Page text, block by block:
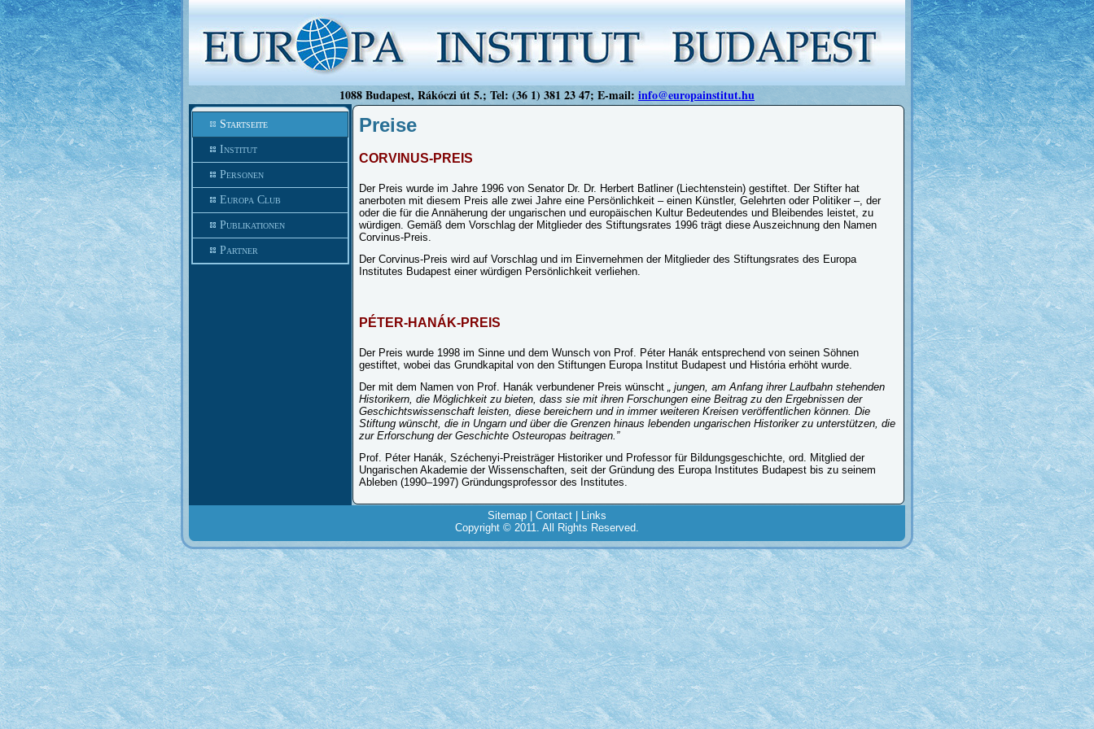
1088 Budapest, Rákóczi út 5.; Tel: (36 1) 381 23 47; E-mail: info@europainstitut.hu
Startseite
Institut
Personen
Europa Club
Publikationen
Partner
Preise
CORVINUS-PREIS
Der Preis wurde im Jahre 1996 von Senator Dr. Dr. Herbert Batliner (Liechtenstein) gestiftet. Der Stifter hat
anerboten mit diesem Preis alle zwei Jahre eine Persönlichkeit – einen Künstler, Gelehrten oder Politiker –, der
oder die für die Annäherung der ungarischen und europäischen Kultur Bedeutendes und Bleibendes leistet, zu
würdigen. Gemäß dem Vorschlag der Mitglieder des Stiftungsrates 1996 trägt diese Auszeichnung den Namen
Corvinus-Preis.
Der Corvinus-Preis wird auf Vorschlag und im Einvernehmen der Mitglieder des Stiftungsrates des Europa
Institutes Budapest einer würdigen Persönlichkeit verliehen.
PÉTER-HANÁK-PREIS
Der Preis wurde 1998 im Sinne und dem Wunsch von Prof. Péter Hanák entsprechend von seinen Söhnen
gestiftet, wobei das Grundkapital von den Stiftungen Europa Institut Budapest und História erhöht wurde.
Der mit dem Namen von Prof. Hanák verbundener Preis wünscht „ jungen, am Anfang ihrer Laufbahn stehenden
Historikern, die Möglichkeit zu bieten, dass sie mit ihren Forschungen eine Beitrag zu den Ergebnissen der
Geschichtswissenschaft leisten, diese bereichern und in immer weiteren Kreisen veröffentlichen können. Die
Stiftung wünscht, die in Ungarn und über die Grenzen hinaus lebenden ungarischen Historiker zu unterstützen, die
zur Erforschung der Geschichte Osteuropas beitragen.”
Prof. Péter Hanák, Széchenyi-Preisträger Historiker und Professor für Bildungsgeschichte, ord. Mitglied der
Ungarischen Akademie der Wissenschaften, seit der Gründung des Europa Institutes Budapest bis zu seinem
Ableben (1990–1997) Gründungsprofessor des Institutes.
Sitemap Contact
Links
Copyright © 2011. All Rights Reserved.